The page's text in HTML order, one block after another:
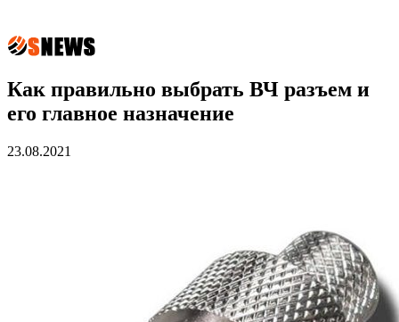
Как правильно выбрать ВЧ разъем и
его главное назначение
23.08.2021